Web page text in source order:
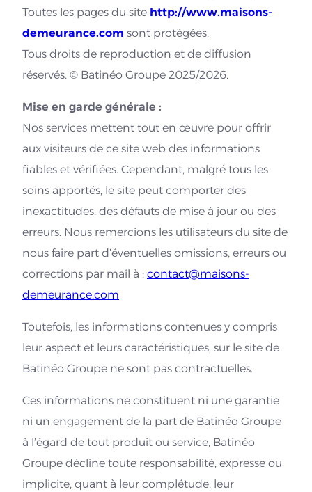
Toutes les pages du site http://www.maisons-
demeurance.com sont protégées.
Tous droits de reproduction et de diffusion
réservés. © Batinéo Groupe 2025/2026.
Mise en garde générale :
Nos services mettent tout en œuvre pour offrir
aux visiteurs de ce site web des informations
fiables et vérifiées. Cependant, malgré tous les
soins apportés, le site peut comporter des
inexactitudes, des défauts de mise à jour ou des
erreurs. Nous remercions les utilisateurs du site de
nous faire part d’éventuelles omissions, erreurs ou
corrections par mail à : contact@maisons-
demeurance.com
Toutefois, les informations contenues y compris
leur aspect et leurs caractéristiques, sur le site de
Batinéo Groupe ne sont pas contractuelles.
Ces informations ne constituent ni une garantie
ni un engagement de la part de Batinéo Groupe
à l’égard de tout produit ou service, Batinéo
Groupe décline toute responsabilité, expresse ou
implicite, quant à leur complétude, leur